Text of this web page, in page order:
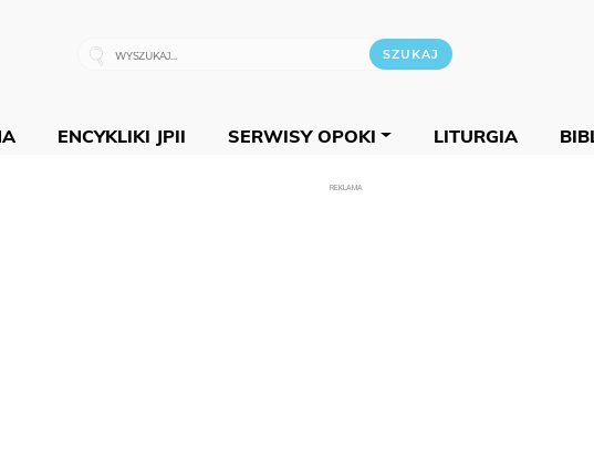
ENCYKLIKI JPII SERWISY OPOKI LITURGIA
REKLAMA